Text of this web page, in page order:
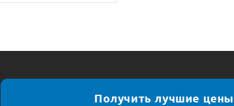
Получить лучшие цены